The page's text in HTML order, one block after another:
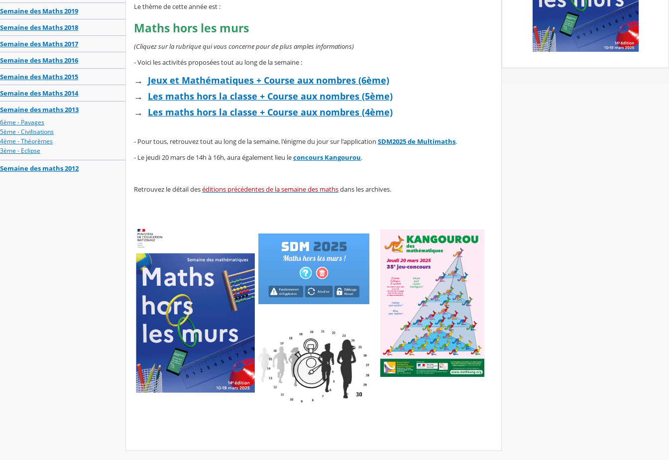
Semaine des Maths 2019
Semaine des Maths 2018
Semaine des Maths 2017
Semaine des Maths 2016
Semaine des Maths 2015
Semaine des Maths 2014
Semaine des maths 2013
6ème - Pavages
5ème - Civilisations
4ème - Théorèmes
3ème - Eclipse
Semaine des maths 2012
Le thème de cette année est :
Maths hors les murs
(Cliquez sur la rubrique qui vous concerne pour de plus amples informations)
- Voici les activités proposées tout au long de la semaine :
→ Jeux et Mathématiques + Course aux nombres (6ème)
→ Les maths hors la classe + Course aux nombres (5ème)
→ Les maths hors la classe + Course aux nombres (4ème)
- Pour tous, retrouvez tout au long de la semaine, l'énigme du jour sur l'application SDM2025 de Multimaths.
- Le jeudi 20 mars de 14h à 16h, aura également lieu leconcours Kangourou.
Retrouvez le détail deséditions précédentes de la semaine des mathsdans les archives.